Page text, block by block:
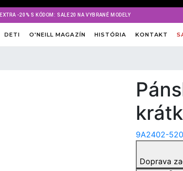
EXTRA -20% S KÓDOM: SALE20 NA VYBRANÉ MODELY
DETI O'NEILL MAGAZÍN HISTÓRIA KONTAKT
9A2402-
Doprava